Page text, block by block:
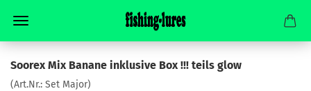
Soorex Mix Banane inklusive Box !!! teils glow
(Art.Nr.: Set Major)